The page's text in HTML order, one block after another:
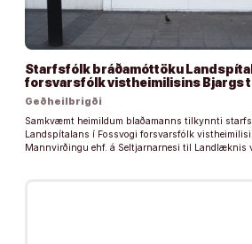
Starfsfólk bráðamóttöku
forsvarsfólk vistheimilisins Bjargs
Geðheilbrigði
Samkvæmt heimildum blaðamanns tilkynnti
Landspítalans í Fossvogi forsvarsfólk
Mannvirðingu ehf. á Seltjarnarnesi til Landlæknis